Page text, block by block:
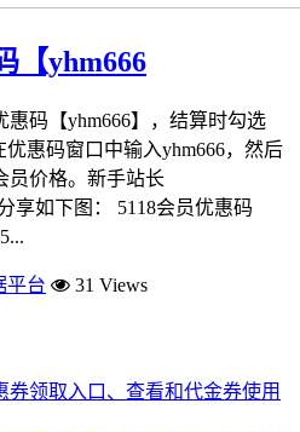
【yhm666
惠码【yhm666】，结算时勾选
惠码窗口中输入yhm666，然后
员价格。新手站长
享如下图： 5118会员优惠码
平台 31 Views
券领取入口、查看和代金券使用